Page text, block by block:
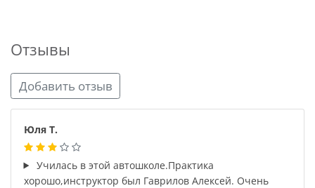
Отзывы
Добавить отзыв
Юля Т.
Училась в этой автошколе.Практика
хорошо,инструктор был Гаврилов Алексей. Очень